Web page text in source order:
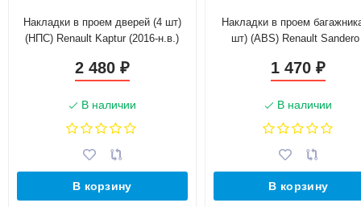
Накладки в проем дверей (4 шт)
(НПС) Renault Kaptur (2016-н.в.)
2 480 ₽
В наличии
В корзину
Накладки в проем
шт) (ABS) Renault
1 470₽
В наличии
В корзину